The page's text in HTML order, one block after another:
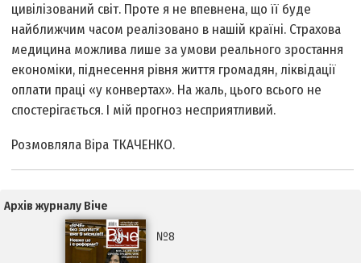
цивілізований світ. Проте я не впевнена, що її буде
найближчим часом реалізовано в нашій країні. Страхова
медицина можлива лише за умови реального зростання
економіки, піднесення рівня життя громадян, ліквідації
оплати праці «у конвертах». На жаль, цього всього не
спостерігається. І мій прогноз несприятливий.
Розмовляла Віра ТКАЧЕНКО.
Архів журналу Віче
№8